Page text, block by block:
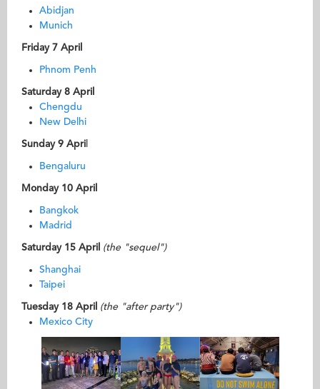
Abidjan
Munich
Friday 7 April
Phnom Penh
Saturday 8 April
Chengdu
New Delhi
Sunday 9 Apri
Bengaluru
Monday 10 April
Bangkok
Madrid
Saturday 15 April (the "sequel")
Shanghai
Taipei
Tuesday 18 April (the "after party")
Mexico City